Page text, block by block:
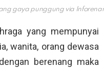
gaya punggung via
yang mempunyai
wanita, orang dewasa
berenang maka